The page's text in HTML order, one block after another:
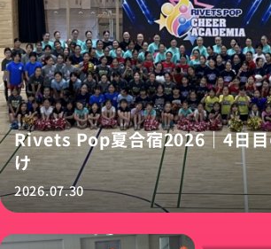
Rivets Pop夏合宿2026｜4日
け
2026.07.30